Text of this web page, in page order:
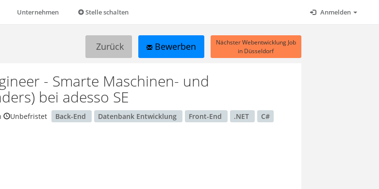
Unternehmen Stelle schalten Anmelden
Zurück Bewerben
Nächster Webentwicklung Job
in Düsseldorf
- Smarte Maschinen- und
bei adesso SE
Unbefristet Back-End Datenbank Entwicklung Front-End .NET
C#